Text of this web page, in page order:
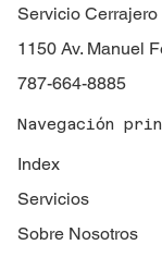
Servicio Cerrajero
1150 Av. Manuel
787-664-8885
Navegación
Index
Servicios
Sobre Nosotros